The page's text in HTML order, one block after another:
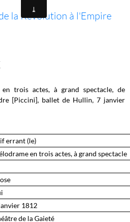
la Révolution à l'Empire
trois actes, à grand spectacle, de
[Piccini], ballet de Hullin, 7 janvier
errant (le)
en trois actes, à grand spectacle
1812
de la Gaieté